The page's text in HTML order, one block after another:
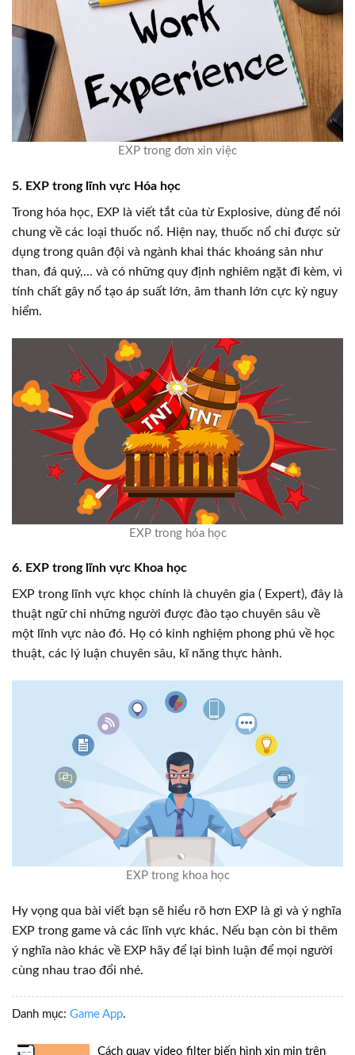
EXP trong đơn xin việc
5. EXP trong lĩnh vực Hóa học
Trong hóa học, EXP là viết tắt của từ Explosive, dùng để nói
chung về các loại thuốc nổ. Hiện nay, thuốc nổ chỉ được sử
dụng trong quân đội và ngành khai thác khoáng sản như
than, đá quý,… và có những quy định nghiêm ngặt đi kèm, vì
tính chất gây nổ tạo áp suất lớn, âm thanh lớn cực kỳ nguy
hiểm.
EXP trong hóa học
6. EXP trong lĩnh vực Khoa học
EXP trong lĩnh vực khọc chính là chuyên gia ( Expert), đây là
thuật ngữ chỉ những người được đào tạo chuyên sâu về
một lĩnh vực nào đó. Họ có kinh nghiệm phong phú về học
thuật, các lý luận chuyên sâu, kĩ năng thực hành.
EXP trong khoa học
Hy vọng qua bài viết bạn sẽ hiểu rõ hơn EXP là gì và ý nghĩa
EXP trong game và các lĩnh vực khác. Nếu bạn còn bi thêm
ý nghĩa nào khác về EXP hãy để lại bình luận để mọi người
cùng nhau trao đổi nhé.
Danh mục: Game App.
Cách quay video filter biến hình xịn mịn trên